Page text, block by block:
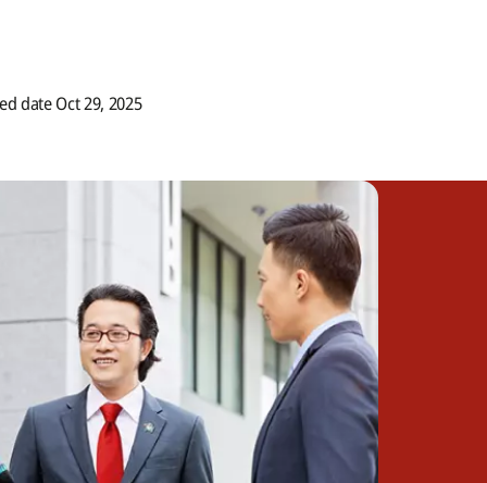
date Oct 29, 2025